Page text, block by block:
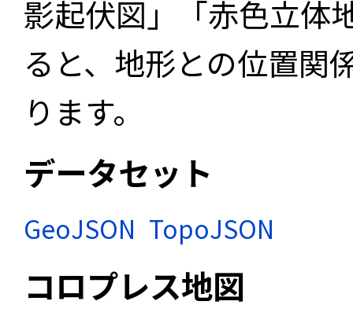
影起伏図」「赤色立体
ると、地形との位置関
ります。
データセット
GeoJSON TopoJSON
コロプレス地図